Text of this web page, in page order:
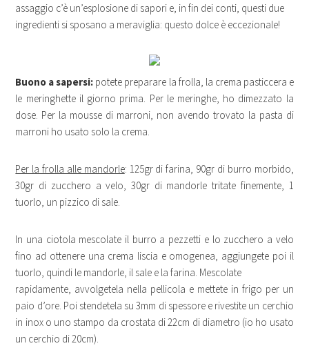
assaggio c’è un’esplosione di sapori e, in fin dei conti, questi due
ingredienti si sposano a meraviglia: questo dolce è eccezionale!
Buono a sapersi: potete preparare la frolla, la crema pasticcera e
le meringhette il giorno prima. Per le meringhe, ho dimezzato la
dose. Per la mousse di marroni, non avendo trovato la pasta di
marroni ho usato solo la crema.
Per la frolla alle mandorle: 125gr di farina, 90gr di burro morbido,
30gr di zucchero a velo, 30gr di mandorle tritate finemente, 1
tuorlo, un pizzico di sale.
In una ciotola mescolate il burro a pezzetti e lo zucchero a velo
fino ad ottenere una crema liscia e omogenea, aggiungete poi il
tuorlo, quindi le mandorle, il sale e la farina. Mescolate
rapidamente, avvolgetela nella pellicola e mettete in frigo per un
paio d’ore. Poi stendetela su 3mm di spessore e rivestite un cerchio
in inox o uno stampo da crostata di 22cm di diametro (io ho usato
un cerchio di 20cm).